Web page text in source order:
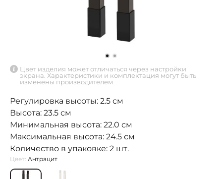
Цвет изделия может отличаться через настройки
экрана. Характеристики и комплектация могут быть
изменены производителем
Регулировка высоты: 2.5 см
Высота: 23.5 см
Минимальная высота: 22.0 см
Максимальная высота: 24.5 см
Количество в упаковке: 2 шт.
Цвет: Антрацит